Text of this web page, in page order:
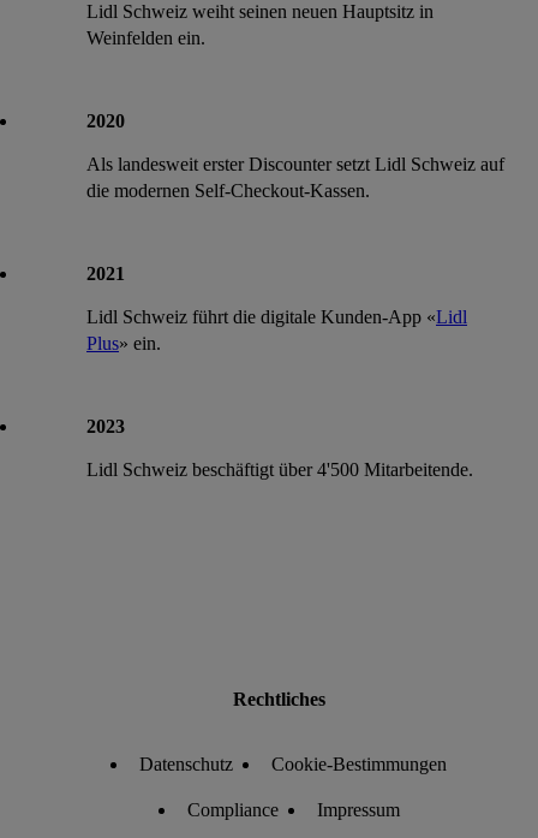
Lidl Schweiz weiht seinen neuen Hauptsitz in
Weinfelden ein.
2020
Als landesweit erster Discounter setzt Lidl Schweiz auf
die modernen Self-Checkout-Kassen.
2021
Lidl Schweiz führt die digitale Kunden-App «Lidl
Plus» ein.
2023
Lidl Schweiz beschäftigt über 4'500 Mitarbeitende.
Rechtliches
Datenschutz Cookie-Bestimmungen
Compliance Impressum